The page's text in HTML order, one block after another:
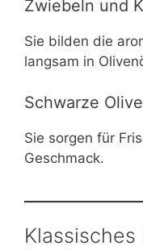
Zwiebeln und
Sie bilden die
langsam in
Schwarze
Sie sorgen für
Geschmack.
Klassisches